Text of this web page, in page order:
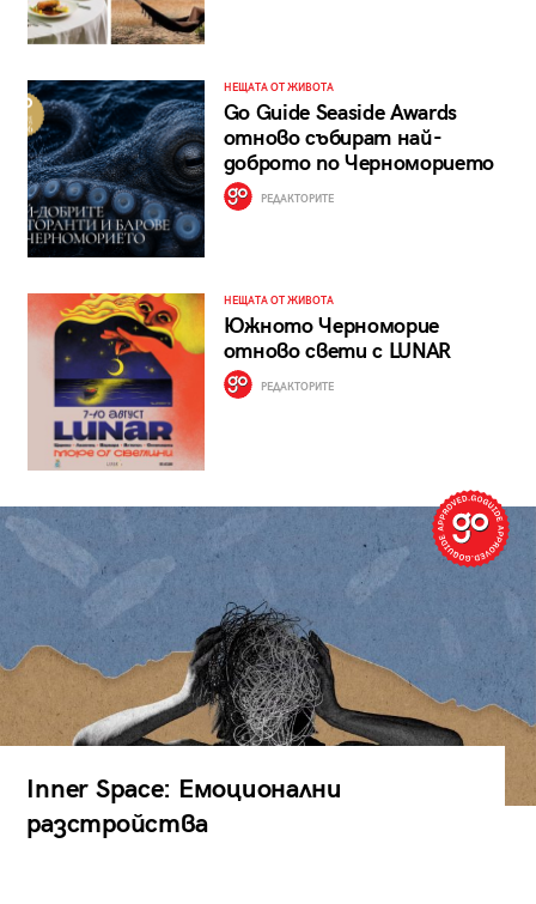
НЕЩАТА ОТ ЖИВОТА
Go Guide Seaside Awards
отново събират най-
доброто по Черноморието
РЕДАКТОРИТЕ
НЕЩАТА ОТ ЖИВОТА
Южното Черноморие
отново свети с LUNAR
РЕДАКТОРИТЕ
Inner Space: Емоционални
разстройства